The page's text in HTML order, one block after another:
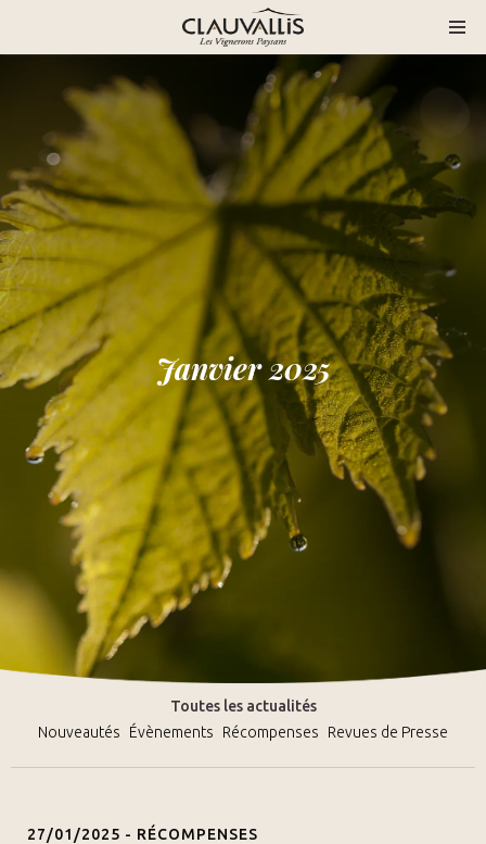
Janvier 2025
Toutes les actualités
Nouveautés
Évènements Récompenses Revues de Presse
27/01/2025 - RÉCOMPENSES